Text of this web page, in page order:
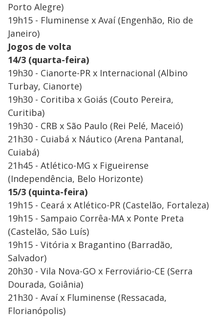
Porto Alegre)
19h15 - Fluminense x Avaí (Engenhão, Rio de
Janeiro)
Jogos de volta
14/3 (quarta-feira)
19h30 - Cianorte-PR x Internacional (Albino
Turbay, Cianorte)
19h30 - Coritiba x Goiás (Couto Pereira,
Curitiba)
19h30 - CRB x São Paulo (Rei Pelé, Maceió)
21h30 - Cuiabá x Náutico (Arena Pantanal,
Cuiabá)
21h45 - Atlético-MG x Figueirense
(Independência, Belo Horizonte)
15/3 (quinta-feira)
19h15 - Ceará x Atlético-PR (Castelão, Fortaleza)
19h15 - Sampaio Corrêa-MA x Ponte Preta
(Castelão, São Luís)
19h15 - Vitória x Bragantino (Barradão,
Salvador)
20h30 - Vila Nova-GO x Ferroviário-CE (Serra
Dourada, Goiânia)
21h30 - Avaí x Fluminense (Ressacada,
Florianópolis)